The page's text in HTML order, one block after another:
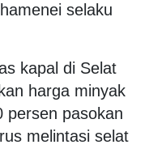
selaku
kapal di Selat
harga minyak
persen pasokan
melintasi selat